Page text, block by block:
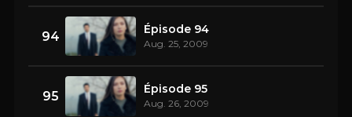
94 Épisode 94
Aug. 25, 2009
95 Épisode 95
Aug. 26, 2009